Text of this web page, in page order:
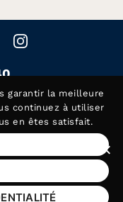
social
réseau social
sur le réseau
Aller sur le
au
APAJH
au
et jeudis matin
garantir la meilleure
continuez à utiliser
en êtes satisfait.